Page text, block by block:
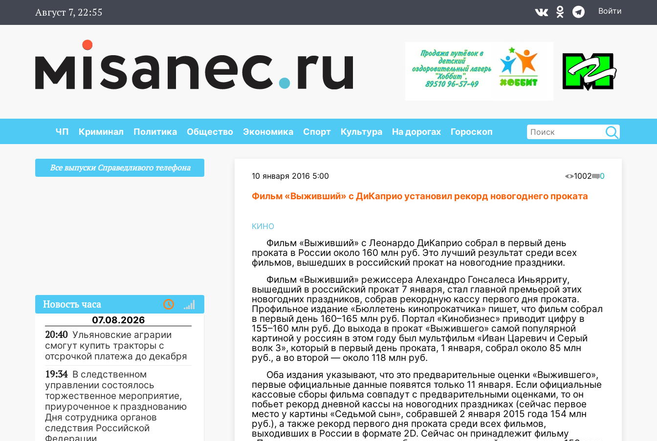
Август 7, 22:55 Войти
ЧП Криминал Политика Общество Экономика Спорт Культура На дорогах Гороскоп
10 января 2016 5:00 1002 0
Фильм «Выживший» с ДиКаприо установил рекорд новогоднего проката
КИНО
Фильм «Выживший» с Леонардо ДиКаприо собрал в первый день
проката в России около 160 млн руб. Это лучший результат среди всех
фильмов, вышедших в российский прокат на новогодние праздники.
Фильм «Выживший» режиссера Алехандро Гонсалеса Иньярриту,
вышедший в российский прокат 7 января, стал главной премьерой этих
новогодних праздников, собрав рекордную кассу первого дня проката.
Профильное издание «Бюллетень кинопрокатчика» пишет, что фильм собрал
в первый день 160–165 млн руб. Портал «Кинобизнес» приводит цифру в
155–160 млн руб. До выхода в прокат «Выжившего» самой популярной
картиной у россиян в этом году был мультфильм «Иван Царевич и Серый
волк 3», который в первый день проката, 1 января, собрал около 85 млн
руб., а во второй — около 118 млн руб.
Оба издания указывают, что это предварительные оценки «Выжившего»,
первые официальные данные появятся только 11 января. Если официальные
кассовые сборы фильма совпадут с предварительными оценками, то он
побьет рекорд дневной кассы на новогодних праздниках (сейчас первое
место у картины «Седьмой сын», собравшей 2 января 2015 года 154 млн
руб.), а также рекорд первого дня проката среди всех фильмов,
выходивших в России в формате 2D. Сейчас он принадлежит фильму
Все выпуски Справедливого телефона
Новость часа
07.08.2026
20:40 Ульяновские аграрии
смогут купить тракторы с
отсрочкой платежа до декабря
19:34 В следственном
управлении состоялось
торжественное мероприятие,
приуроченное к празднованию
Дня сотрудника органов
следствия Российской